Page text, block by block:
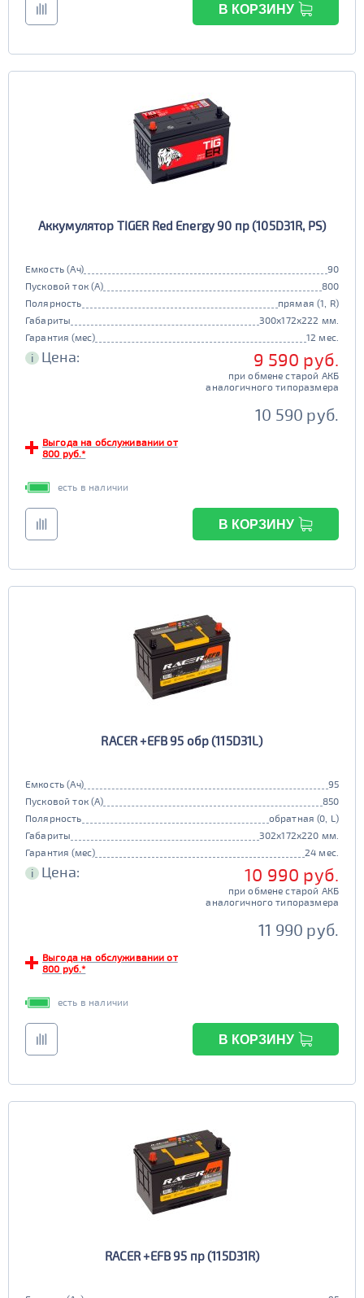
В КОРЗИНУ
Аккумулятор TIGER Red Energy 90 пр (105D31R, PS)
Емкость (Ач)
90
Пусковой ток (А)
800
Полярность
прямая (1, R)
Габариты
300x172x222 мм.
Гарантия (мес)
12 мес.
i Цена: 9 590 руб.
при обмене старой АКБ
аналогичного типоразмера
10 590 руб.
Выгода на обслуживании от
800 руб.*
есть в наличии
В КОРЗИНУ
RACER +EFB 95 обр (115D31L)
Емкость (Ач)
95
Пусковой ток (А)
850
Полярность
обратная (0, L)
Габариты
302x172x220 мм.
Гарантия (мес)
24 мес.
i Цена: 10 990 руб.
при обмене старой АКБ
аналогичного типоразмера
11 990 руб.
Выгода на обслуживании от
800 руб.*
есть в наличии
В КОРЗИНУ
RACER +EFB 95 пр (115D31R)